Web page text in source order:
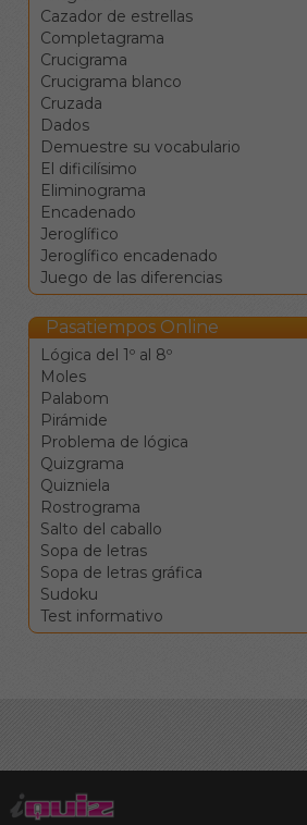
Cazador de estrellas
Completagrama
Crucigrama
Crucigrama blanco
Cruzada
Dados
Demuestre su vocabulario
El dificilísimo
Eliminograma
Encadenado
Jeroglífico
Jeroglífico encadenado
Juego de las diferencias
Pasatiempos Online
Lógica del 1º al 8º
Moles
Palabom
Pirámide
Problema de lógica
Quizgrama
Quizniela
Rostrograma
Salto del caballo
Sopa de letras
Sopa de letras gráfica
Sudoku
Test informativo
Clique en
correspondientes.
solución le ayudarán